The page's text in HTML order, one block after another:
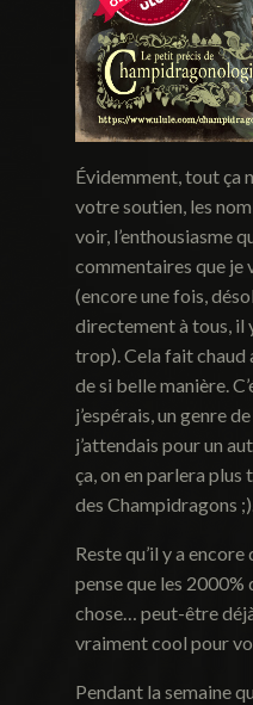
Évidemment, tout ça
votre soutien, les
voir, l’enthousiasme
commentaires que
(encore une fois,
directement à tous, il
trop). Cela fait
de si belle manière.
j’espérais, un genre
j’attendais pour un
ça, on en parlera plus
des Champidragons
Reste qu’il y a
pense que les
chose… peut-être
vraiment cool pour
Pendant la semaine